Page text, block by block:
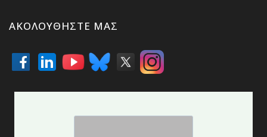
ΑΚΟΛΟΥΘΉΣΤΕ ΜΑΣ